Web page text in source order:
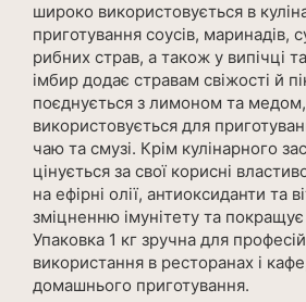
широко використовується в
приготування соусів, маринадів,
рибних страв, а також у випічці
імбир додає стравам свіжості й
поєднується з лимоном та
використовується для
чаю та смузі. Крім кулінарного
цінується за свої корисні
на ефірні олії, антиоксиданти та
зміцненню імунітету та
Упаковка 1 кг зручна для
використання в ресторанах і
домашнього приготування.